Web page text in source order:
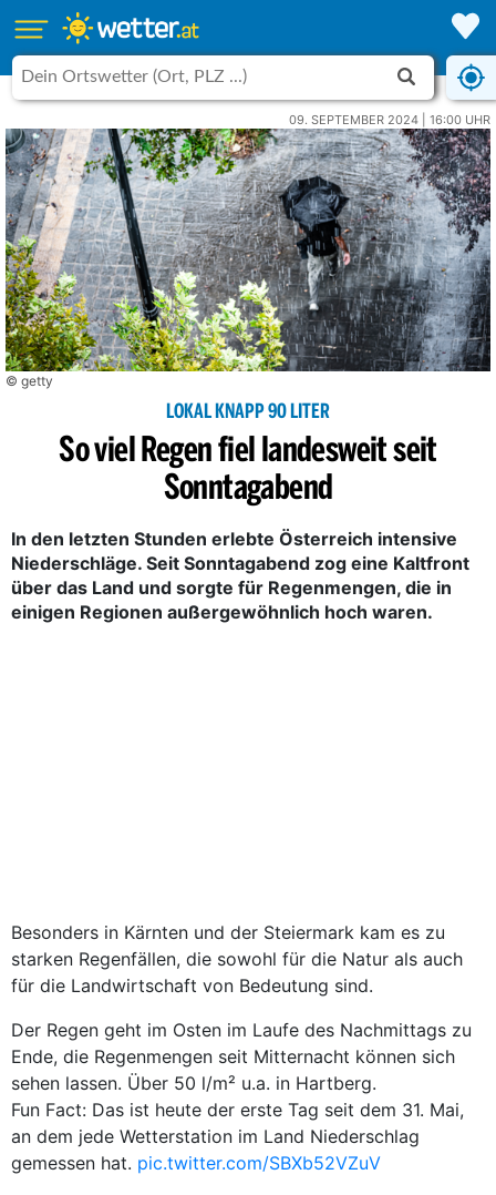
09. SEPTEMBER 2024 | 16:00 UHR
© getty
LOKAL KNAPP 90 LITER
So viel Regen fiel landesweit seit
Sonntagabend
In den letzten Stunden erlebte Österreich intensive
Niederschläge. Seit Sonntagabend zog eine Kaltfront
über das Land und sorgte für Regenmengen, die in
einigen Regionen außergewöhnlich hoch waren.
Besonders in Kärnten und der Steiermark kam es zu
starken Regenfällen, die sowohl für die Natur als auch
für die Landwirtschaft von Bedeutung sind.
Der Regen geht im Osten im Laufe des Nachmittags zu
Ende, die Regenmengen seit Mitternacht können sich
sehen lassen. Über 50 l/m² u.a. in Hartberg.
Fun Fact: Das ist heute der erste Tag seit dem 31. Mai,
an dem jede Wetterstation im Land Niederschlag
gemessen hat. pic.twitter.com/SBXb52VZuV